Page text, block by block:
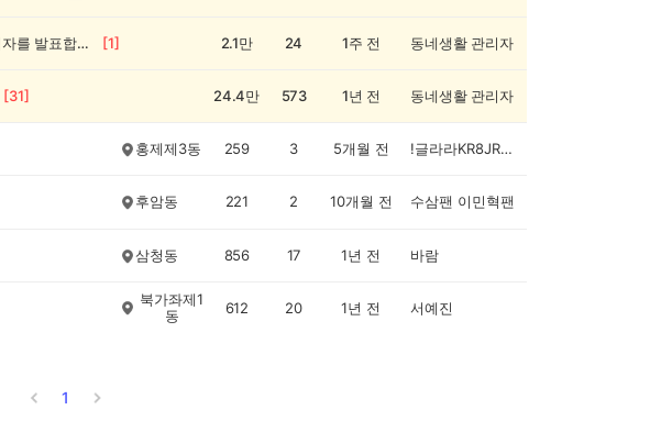
💰[당첨자 발표] 우리 동네 썰전 12회차 당첨자를 발표합니다! [1] 2.1만 24 1주 전 동네생활 관리자
[31] 24.4만 573 1년 전 동네생활 관리자
홍제제3동 259 3 5개월 전 !글라라KR8JRANX
후암동 221 2 10개월 전 수삼팬 이민혁팬
삼청동 856 17 1년 전 바람
북가좌제1
동
612 20 1년 전 서예진
1